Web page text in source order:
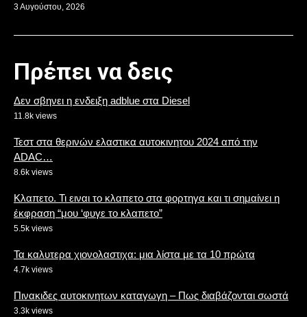
3 Αυγούστου, 2026
Πρέπει να δεις
Δεν σβηνει η ενδειξη adblue στα Diesel
11.8k views
Τεστ στα θερινών ελαστικα αυτοκινητου 2024 από την
ADAC…
8.6k views
Κλαπετο. Τι ειναι το κλαπετο στα φορτηγα και τι σημαίνει η
έκφραση “μου ‘φυγε το κλαπετο”
5.5k views
Τα καλυτερα χιονολαστιχα: μια λίστα με τα 10 πρώτα
4.7k views
Πινακιδες αυτοκινητων καταγωγη – Πως διαβάζονται σωστά
3.3k views